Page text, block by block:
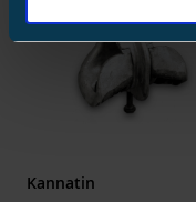
Ympäristöarvojen
laskentapäivä
ETIM
Kannatin